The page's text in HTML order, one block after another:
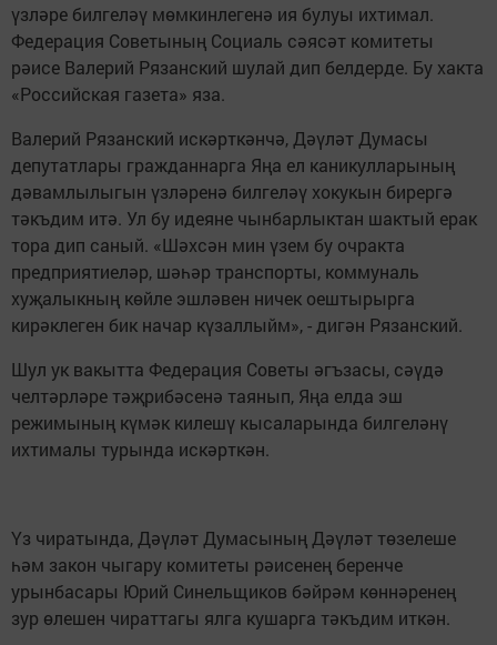
үзләре билгеләү мөмкинлегенә ия булуы ихтимал.
Федерация Советының Социаль сәясәт комитеты
рәисе Валерий Рязанский шулай дип белдерде. Бу хакта
«Российская газета» яза.
Валерий Рязанский искәрткәнчә, Дәүләт Думасы
депутатлары гражданнарга Яңа ел каникулларының
дәвамлылыгын үзләренә билгеләү хокукын бирергә
тәкъдим итә. Ул бу идеяне чынбарлыктан шактый ерак
тора дип саный. «Шәхсән мин үзем бу очракта
предприятиеләр, шәһәр транспорты, коммуналь
хуҗалыкның көйле эшләвен ничек оештырырга
кирәклеген бик начар күзаллыйм», - дигән Рязанский.
Шул ук вакытта Федерация Советы әгъзасы, сәүдә
челтәрләре тәҗрибәсенә таянып, Яңа елда эш
режимының күмәк килешү кысаларында билгеләнү
ихтималы турында искәрткән.
Үз чиратында, Дәүләт Думасының Дәүләт төзелеше
һәм закон чыгару комитеты рәисенең беренче
урынбасары Юрий Синельщиков бәйрәм көннәренең
зур өлешен чираттагы ялга кушарга тәкъдим иткән.